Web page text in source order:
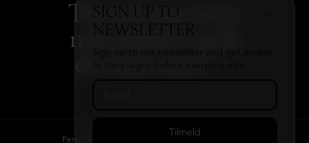
SIGN UP TO
Tilmeld dig vores
nyhedsbrev og få
Persondatapolitik